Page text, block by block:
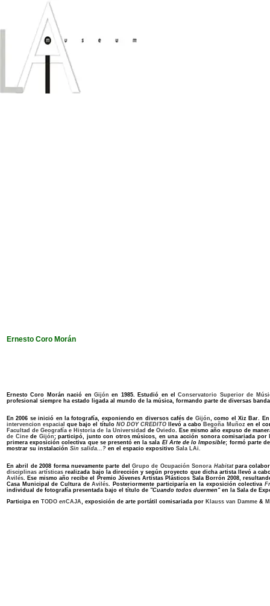
Ernesto Coro Morán
Ernesto Coro Morán nació en Gijón en 1985. Estudió en elConservatorio Superior de
profesional siempre ha estado ligada al mundo de la música, formando parte de diversas
En 2006 se inició en la fotografía, exponiendo en diversos cafés de Gijón, como el Xiz Bar.
intervencion espacial que bajo el título NO DOY CREDITOllevó a cabo Begoña Muñozen el
Facultad de Geografía e Historia de la Universidad de Oviedo. Ese mismo año expuso de
de Cinede Gijón; participó, junto con otros músicos, en una acción sonora comisariada por
primera exposición colectiva que se presentó en la sala El Arte de lo Imposible; formó parte
mostrar su instalación Sin salida...? en el espacio expositivo Sala LAi.
En abril de 2008 forma nuevamente parte delGrupo de Ocupación Sonora Habitat para
disciplinas artísticas realizada bajo la dirección y según proyecto que dicha artista llevó a
Avilés. Ese mismo año recibe el Premio Jóvenes Artistas Plásticos Sala Borrón 2008,
Casa Municipal de Cultura deAvilés. Posteriormente participaría en la exposición colectiva
individual de fotografía presentada bajo el título de "Cuando todos duermen" en la Sala de
Participa en TODO enCAJA, exposición de arte portátil comisariada por Klauss van Damme &